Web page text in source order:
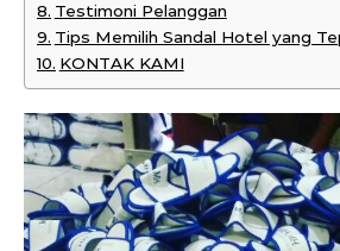
Testimoni Pelanggan
Tips Memilih Sandal Hotel yang
KONTAK KAMI